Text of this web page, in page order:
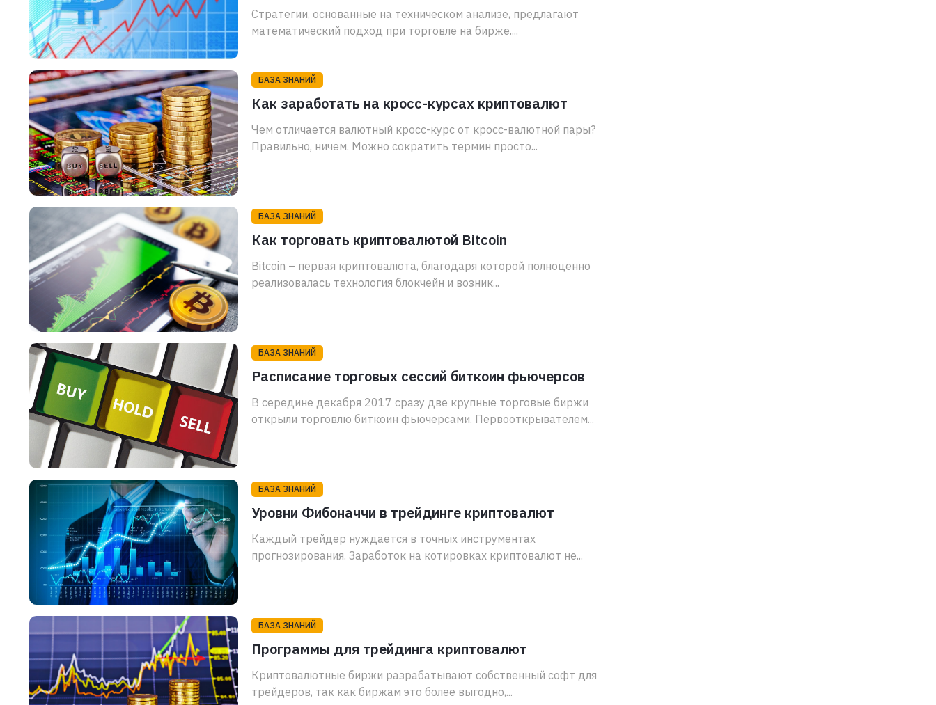
Стратегии, основанные на техническом анализе, предлагают
математический подход при торговле на бирже....
БАЗА ЗНАНИЙ
Как заработать на кросс-курсах криптовалют
Чем отличается валютный кросс-курс от кросс-валютной пары?
Правильно, ничем. Можно сократить термин просто...
БАЗА ЗНАНИЙ
Как торговать криптовалютой Bitcoin
Bitcoin – первая криптовалюта, благодаря которой полноценно
реализовалась технология блокчейн и возник...
БАЗА ЗНАНИЙ
Расписание торговых сессий биткоин фьючерсов
В середине декабря 2017 сразу две крупные торговые биржи
открыли торговлю биткоин фьючерсами. Первооткрывателем...
БАЗА ЗНАНИЙ
Уровни Фибоначчи в трейдинге криптовалют
Каждый трейдер нуждается в точных инструментах
прогнозирования. Заработок на котировках криптовалют не...
БАЗА ЗНАНИЙ
Программы для трейдинга криптовалют
Криптовалютные биржи разрабатывают собственный софт для
трейдеров, так как биржам это более выгодно,...